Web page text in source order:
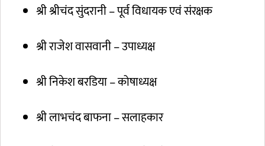
श्री श्रीचंद सुंदरानी – पूर्व विधायक एवं संरक्षक
श्री राजेश वासवानी – उपाध्यक्ष
श्री निकेश बरडिया – कोषाध्यक्ष
श्री लाभचंद बाफना – सलाहकार